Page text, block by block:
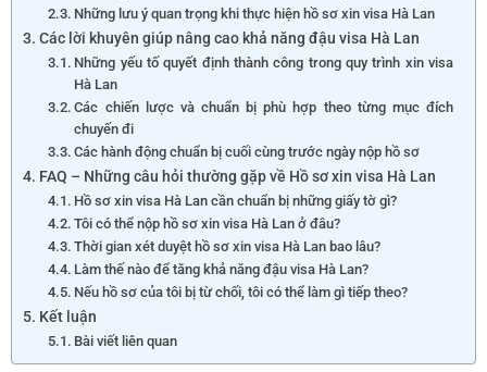
Những lưu ý quan trọng khi thực hiện hồ sơ xin visa Hà Lan
Các lời khuyên giúp nâng cao khả năng đậu visa Hà Lan
Những yếu tố quyết định thành công trong quy trình xin visa
Hà Lan
Các chiến lược và chuẩn bị phù hợp theo từng mục đích
chuyến đi
Các hành động chuẩn bị cuối cùng trước ngày nộp hồ sơ
FAQ – Những câu hỏi thường gặp về Hồ sơ xin visa Hà Lan
Hồ sơ xin visa Hà Lan cần chuẩn bị những giấy tờ gì?
Tôi có thể nộp hồ sơ xin visa Hà Lan ở đâu?
Thời gian xét duyệt hồ sơ xin visa Hà Lan bao lâu?
Làm thế nào để tăng khả năng đậu visa Hà Lan?
Nếu hồ sơ của tôi bị từ chối, tôi có thể làm gì tiếp theo?
Kết luận
Bài viết liên quan